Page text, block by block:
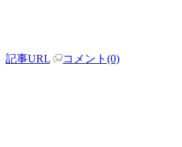
記事URL コメント(0)